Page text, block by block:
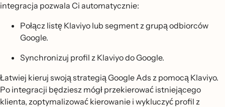
integracja pozwala Ci automatycznie:
Połącz listę Klaviyo lub segment z grupą odbiorców
Google.
Synchronizuj profil z Klaviyo do Google.
Łatwiej kieruj swoją strategią Google Ads z pomocą Klaviyo.
Po integracji będziesz mógł przekierować istniejącego
klienta, zoptymalizować kierowanie i wykluczyć profil z